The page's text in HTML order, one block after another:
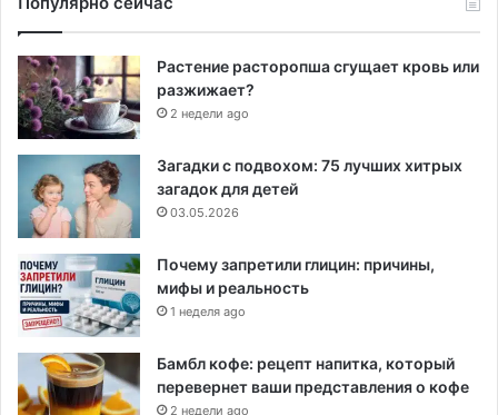
Растение расторопша сгущает кровь или
разжижает?
2 недели ago
Загадки с подвохом: 75 лучших хитрых
загадок для детей
03.05.2026
Почему запретили глицин: причины,
мифы и реальность
1 неделя ago
Бамбл кофе: рецепт напитка, который
перевернет ваши представления о кофе
2 недели ago